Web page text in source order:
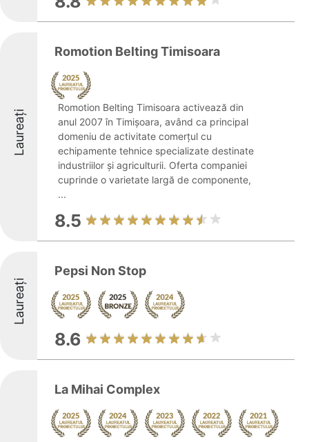
Laureați
Romotion Belting Timisoara
Romotion Belting Timisoara activează din
anul 2007 în Timișoara, având ca principal
domeniu de activitate comerțul cu
echipamente tehnice specializate destinate
industriilor și agriculturii. Oferta companiei
cuprinde o varietate largă de componente,
...
8.5
Laureați
Pepsi Non Stop
8.6
La Mihai Complex